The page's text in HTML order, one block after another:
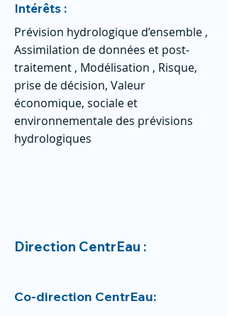
Intérêts :
Prévision hydrologique d’ensemble ,
Assimilation de données et post-
traitement , Modélisation , Risque,
prise de décision, Valeur
économique, sociale et
environnementale des prévisions
hydrologiques
Direction CentrEau :
Co-direction CentrEau: